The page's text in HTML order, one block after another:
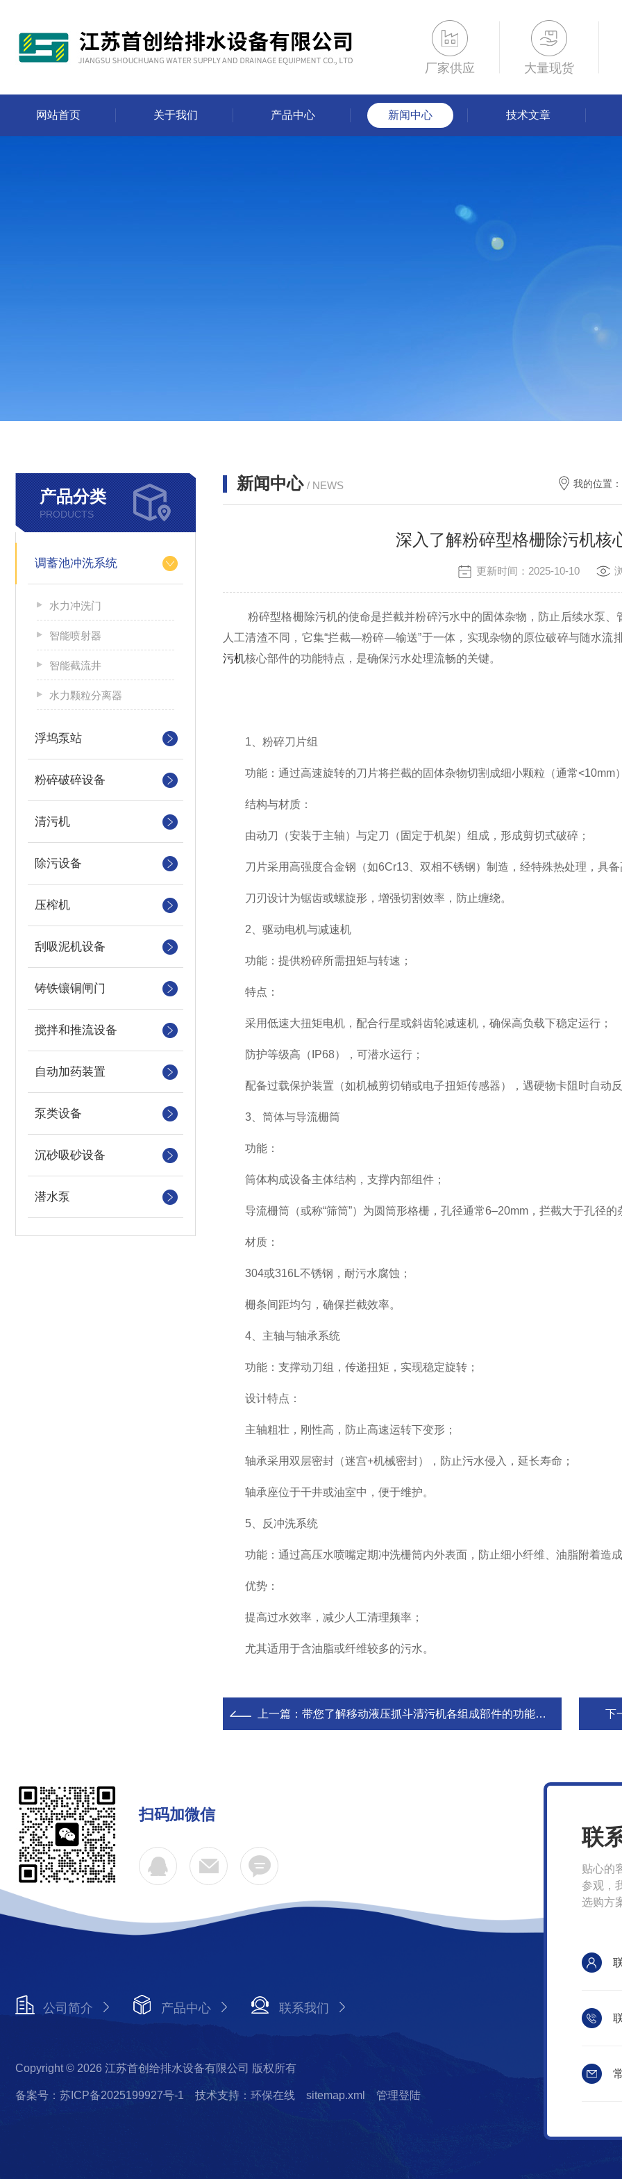
厂家供应 大量现货
网站首页 关于我们 产品中心 新闻中心 技术文章
产品分类
PRODUCTS
调蓄池冲洗系统
水力冲洗门
智能喷射器
智能截流井
水力颗粒分离器
浮坞泵站
粉碎破碎设备
清污机
除污设备
压榨机
刮吸泥机设备
铸铁镶铜闸门
搅拌和推流设备
自动加药装置
泵类设备
沉砂吸砂设备
潜水泵
新闻中心 / NEWS 我的位置：
深入了解粉碎型格栅除污机核
更新时间：2025-10-10
粉碎型格栅除污机的使命是拦截并粉碎污水中的固体杂物，防止后续水泵、
人工清渣不同，它集“拦截—粉碎—输送”于一体，实现杂物的原位破碎与随水流
污机核心部件的功能特点，是确保污水处理流畅的关键。
1、粉碎刀片组
功能：通过高速旋转的刀片将拦截的固体杂物切割成细小颗粒（通常<10mm
结构与材质：
由动刀（安装于主轴）与定刀（固定于机架）组成，形成剪切式破碎；
刀片采用高强度合金钢（如6Cr13、双相不锈钢）制造，经特殊热处理，具备
刀刃设计为锯齿或螺旋形，增强切割效率，防止缠绕。
2、驱动电机与减速机
功能：提供粉碎所需扭矩与转速；
特点：
采用低速大扭矩电机，配合行星或斜齿轮减速机，确保高负载下稳定运行；
防护等级高（IP68），可潜水运行；
配备过载保护装置（如机械剪切销或电子扭矩传感器），遇硬物卡阻时自动
3、筒体与导流栅筒
功能：
筒体构成设备主体结构，支撑内部组件；
导流栅筒（或称“筛筒”）为圆筒形格栅，孔径通常6–20mm，拦截大于孔径的
材质：
304或316L不锈钢，耐污水腐蚀；
栅条间距均匀，确保拦截效率。
4、主轴与轴承系统
功能：支撑动刀组，传递扭矩，实现稳定旋转；
设计特点：
主轴粗壮，刚性高，防止高速运转下变形；
轴承采用双层密封（迷宫+机械密封），防止污水侵入，延长寿命；
轴承座位于干井或油室中，便于维护。
5、反冲洗系统
功能：通过高压水喷嘴定期冲洗栅筒内外表面，防止细小纤维、油脂附着造
优势：
提高过水效率，减少人工清理频率；
尤其适用于含油脂或纤维较多的污水。
上一篇： 带您了解移动液压抓斗清污机各组成部件的功能特点 下
扫码加微信
公司简介 产品中心 联系我们
Copyright © 2026 江苏首创给排水设备有限公司 版权所有
备案号：苏ICP备2025199927号-1 技术支持：环保在线 sitemap.xml 管理登陆
联
贴心的
参观，
选购方